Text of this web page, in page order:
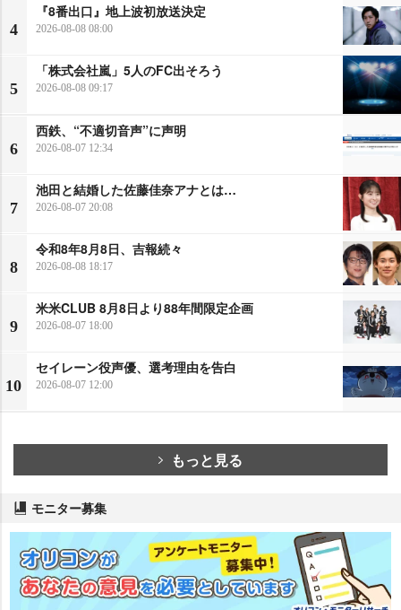
4
『8番出口』地上波初放送決定
2026-08-08 08:00
5
「株式会社嵐」5人のFC出そろう
2026-08-08 09:17
6
西鉄、“不適切音声”に声明
2026-08-07 12:34
7
池田と結婚した佐藤佳奈アナとは…
2026-08-07 20:08
8
令和8年8月8日、吉報続々
2026-08-08 18:17
9
米米CLUB 8月8日より88年間限定企画
2026-08-07 18:00
10
セイレーン役声優、選考理由を告白
2026-08-07 12:00
もっと見る
モニター募集